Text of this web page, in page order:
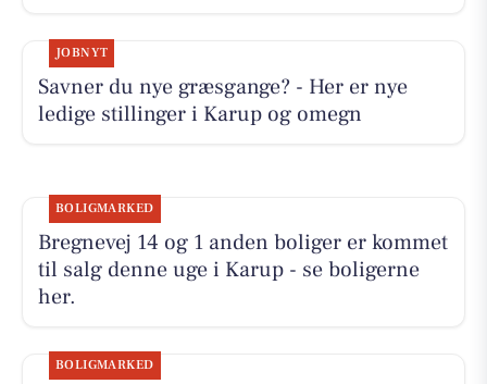
JOBNYT
Savner du nye græsgange? - Her er nye
ledige stillinger i Karup og omegn
BOLIGMARKED
Bregnevej 14 og 1 anden boliger er kommet
til salg denne uge i Karup - se boligerne
her.
BOLIGMARKED